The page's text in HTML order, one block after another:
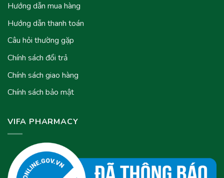
Hướng dẫn mua hàng
Hướng dẫn thanh toán
Câu hỏi thường gặp
Chính sách đổi trả
Chính sách giao hàng
Chính sách bảo mật
VIFA PHARMACY